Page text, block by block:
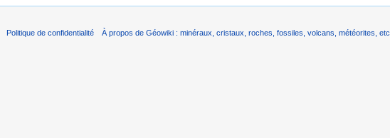
Politique de confidentialité À propos de Géowiki : minéraux, cristaux, roches, fossiles, volcans, météorites, etc.